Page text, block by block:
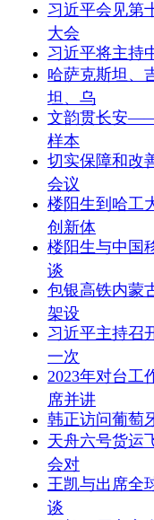
习近平会见第
大会
习近平将主持
哈萨克斯坦、
坦、乌
文韵贯长安
样本
切实保障和
会议
楼阳生到哈工
创新体
楼阳生与中国
谈
包银高铁内蒙
架设
习近平主持召
一次
2023年对台工
席并讲
韩正访问葡萄
天舟六号货运
会对
王凯与出席全
谈